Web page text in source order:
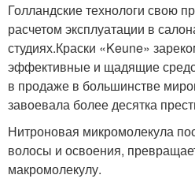
Голландские технологи свою
расчетом эксплуатации в
студиях.Краски «Keune»
эффективные и щадящие
в продаже в большинстве
завоевала более десятка
Нитроновая микромолекула
волосы и освоения,
макромолекулу.